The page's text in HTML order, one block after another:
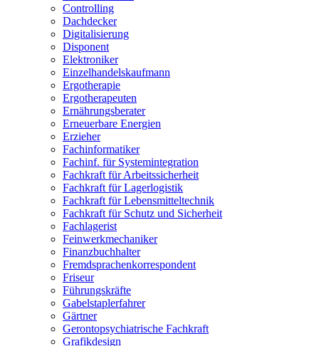
Controlling
Dachdecker
Digitalisierung
Disponent
Elektroniker
Einzelhandelskaufmann
Ergotherapie
Ergotherapeuten
Ernährungsberater
Erneuerbare Energien
Erzieher
Fachinformatiker
Fachinf. für Systemintegration
Fachkraft für Arbeitssicherheit
Fachkraft für Lagerlogistik
Fachkraft für Lebensmitteltechnik
Fachkraft für Schutz und Sicherheit
Fachlagerist
Feinwerkmechaniker
Finanzbuchhalter
Fremdsprachenkorrespondent
Friseur
Führungskräfte
Gabelstaplerfahrer
Gärtner
Gerontopsychiatrische Fachkraft
Grafikdesign